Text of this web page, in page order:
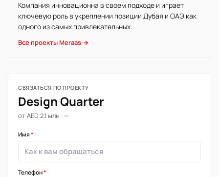
Компания инновационна в своем подходе и играет
ключевую роль в укреплении позиции Дубая и ОАЭ как
одного из самых привлекательных...
Все проекты Meraas →
СВЯЗАТЬСЯ ПО ПРОЕКТУ
Design Quarter
от AED 2,1 млн · —
Имя*
Телефон*